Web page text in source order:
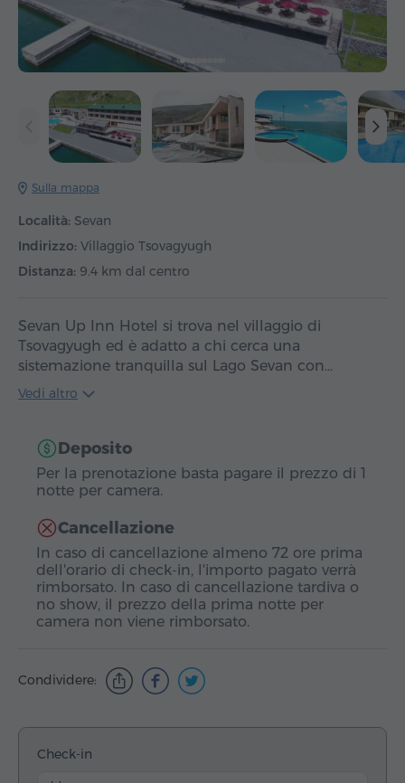
Sulla mappa
Località: Sevan
Indirizzo: Villaggio Tsovagyugh
Distanza: 9.4 km dal centro
Sevan Up Inn Hotel si trova nel villaggio di
Tsovagyugh ed è adatto a chi cerca una
sistemazione tranquilla sul Lago Sevan con…
Vedi altro
Deposito
Per la prenotazione basta pagare il prezzo di 1
notte per camera.
Cancellazione
In caso di cancellazione almeno 72 ore prima
dell'orario di check-in, l'importo pagato verrà
rimborsato. In caso di cancellazione tardiva o
no show, il prezzo della prima notte per
camera non viene rimborsato.
Condividere:
Check-in